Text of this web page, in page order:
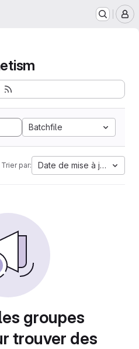
Batchfile
Trier par: Date de mise à jour
groupes
trouver des